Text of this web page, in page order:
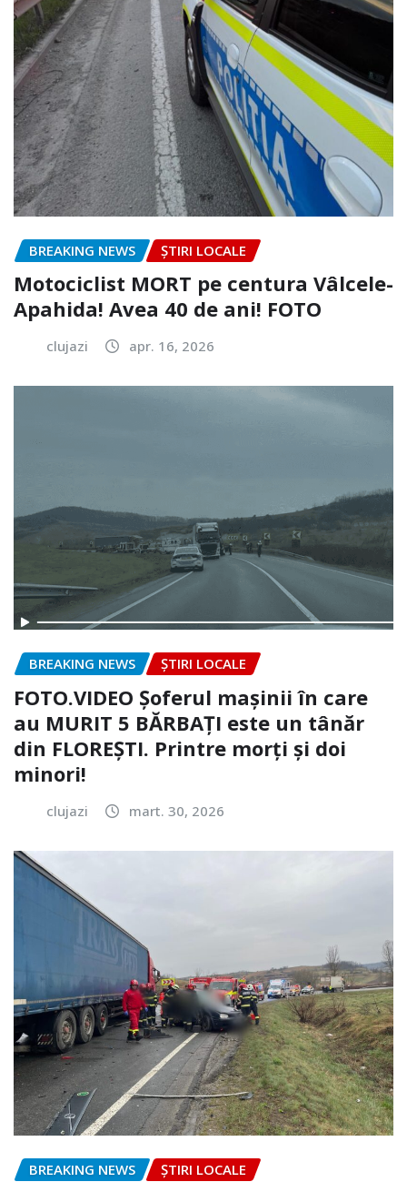
BREAKING NEWS ȘTIRI LOCALE
Motociclist MORT pe centura Vâlcele-
Apahida! Avea 40 de ani! FOTO
clujazi apr. 16, 2026
BREAKING NEWS ȘTIRI LOCALE
FOTO.VIDEO Șoferul mașinii în care
au MURIT 5 BĂRBAȚI este un tânăr
din FLOREȘTI. Printre morți și doi
minori!
clujazi mart. 30, 2026
BREAKING NEWS ȘTIRI LOCALE